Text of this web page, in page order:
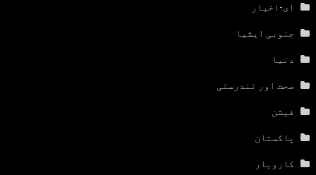
ای-اخبار
جنوبی ایشیا
دنیا
صحت اور تندرستی
فیشن
پاکستان
کاروبار